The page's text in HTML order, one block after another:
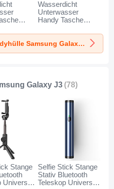
Galaxy
Wasserdicht
Unterwasser
Handy Tasche
Samsung Galaxy
J3 Orange
Mehr Wasserdichte Handyhülle Samsung Galaxy J3
Galaxy J3 (78)
Stange
Universal
Selfie Stick Stange
Stativ Bluetooth
Teleskop Universal